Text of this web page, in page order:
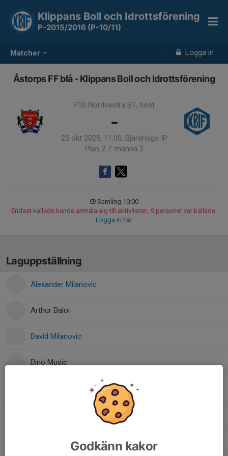
Matcher Logga in
Klippans Boll och Idrottsförening
P-2015/2016 (P-10/11)
Åstorps FF blå - Klippans Boll och Idrottsförening
P10 Nordvästra B1, höst
-
25 okt 2025, 11:00, Bjärshögs IP
Plan 2 7-manna 2
Samling 10:00
Endast kallade kunde anmäla sig till aktiviteten. 9 personer var kallade.
Logga in här
Laguppställning
Alexander Milanovic
Arthur Baloi
David Milanovic
Dino Music
Mohamed RomodanGodkänn kakor